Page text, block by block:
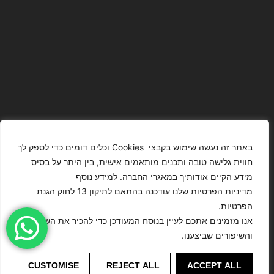
באתר זה נעשה שימוש בקבצי Cookies וכלים דומים כדי לספק לך
חווית גלישה טובה ותכנים מותאמים אישית, בין היתר על בסיס
מידע הקיים אודותיך במאגרי החברה. למידע נוסף
מדיניות הפרטיות שלנו עודכנה בהתאם לתיקון 13 לחוק הגנת
הפרטיות.
אנו מזמינים אתכם לעיין בנוסח המעודכן כדי להכיר את השינויים
והשיפורים שביצענו.
CUSTOMISE REJECT ALL ACCEPT ALL
Presented On
This Website
Have Been
Digitally
Enhanced Or
Modified.
MODELS
הזכויות שמורות
הפרטיות
הצהרת נגישות